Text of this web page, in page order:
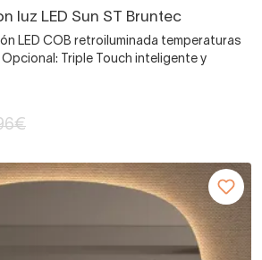
luz LED Sun ST Bruntec
LED COB retroiluminada temperaturas
Triple Touch inteligente y